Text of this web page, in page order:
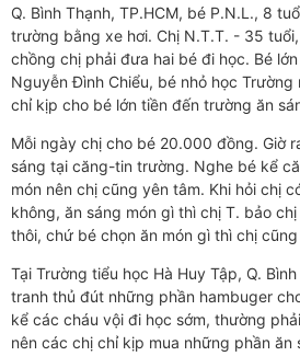
Q. Bình Thạnh, TP.HCM, bé P.N.L., 8
trường bằng xe hơi. Chị N.T.T. - 35
chồng chị phải đưa hai bé đi học. Bé
Nguyễn Đình Chiểu, bé nhỏ học
chỉ kịp cho bé lớn tiền đến trường ăn
Mỗi ngày chị cho bé 20.000 đồng. Giờ
sáng tại căng-tin trường. Nghe bé kể
món nên chị cũng yên tâm. Khi hỏi chị
không, ăn sáng món gì thì chị T. bảo
thôi, chứ bé chọn ăn món gì thì chị
Tại Trường tiểu học Hà Huy Tập, Q.
tranh thủ đút những phần hambuger
kể các cháu vội đi học sớm, thường
nên các chị chỉ kịp mua những phần ăn